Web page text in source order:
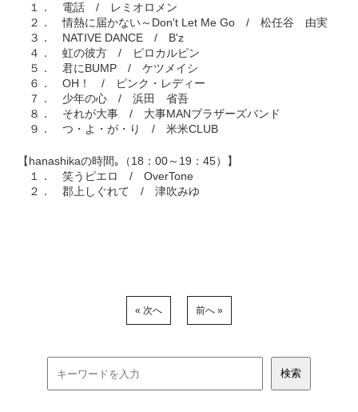
１． 電話 / レミオロメン
２． 情熱に届かない～Don't Let Me Go / 松任谷 由実
３． NATIVE DANCE / B'z
４． 虹の彼方 / ピロカルピン
５． 君にBUMP / ケツメイシ
６． OH！ / ピンク・レディー
７． 少年の心 / 浜田 省吾
８． それが大事 / 大事MANブラザーズバンド
９． つ・よ・が・り / 米米CLUB
【hanashikaの時間｡（18：00～19：45）】
１． 笑うピエロ / OverTone
２． 郡上しぐれて / 津吹みゆ
« 次へ 前へ »